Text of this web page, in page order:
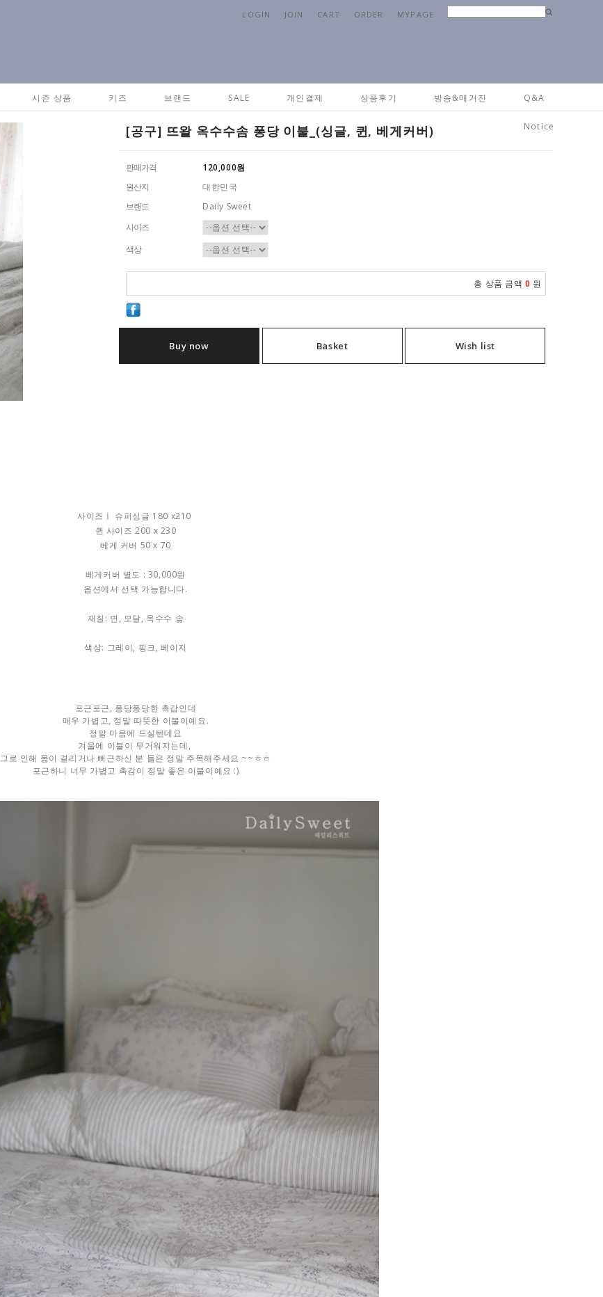
LOGIN JOIN CART ORDER MYPAGE
시즌 상품 키즈 브랜드 SALE 개인결제 상품후기 방송&매거진 Q&A
Notice
[공구] 뜨왈 옥수수솜 퐁당 이불_(싱글, 퀸, 베게커버)
판매가격 120,000원
원산지
대한민국
브랜드
Daily Sweet
사이즈
색상
총 상품 금액 0 원
Buy now Basket Wish list
사이즈ㅣ 슈퍼싱글 180 x210
퀸 사이즈 200 x 230
베게 커버 50 x 70
베게커버 별도 : 30,000원
옵션에서 선택 가능합니다.
재질: 면, 모달, 옥수수 솜
색상: 그레이, 핑크, 베이지
포근포근, 퐁당퐁당한 촉감인데
매우 가볍고, 정말 따뜻한 이불이예요.
정말 마음에 드실텐데요
겨울에 이불이 무거워지는데,
그로 인해 몸이 결리거나 뻐근하신 분 들은 정말 주목해주세요 ~~ㅎㅎ
포근하니 너무 가볍고 촉감이 정말 좋은 이불이예요 :)